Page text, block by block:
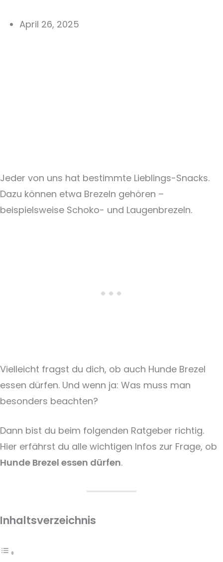
April 26, 2025
Jeder von uns hat bestimmte Lieblings-Snacks.
Dazu können etwa Brezeln gehören –
beispielsweise Schoko- und Laugenbrezeln.
Vielleicht fragst du dich, ob auch Hunde Brezel
essen dürfen. Und wenn ja: Was muss man
besonders beachten?
Dann bist du beim folgenden Ratgeber richtig.
Hier erfährst du alle wichtigen Infos zur Frage, ob
Hunde Brezel essen dürfen.
Inhaltsverzeichnis